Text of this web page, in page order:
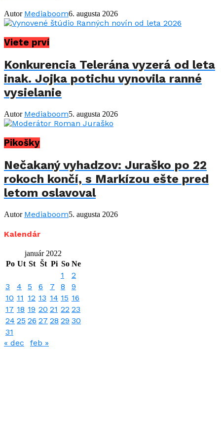
Autor Mediaboom6. augusta 2026
Viete prví
Konkurencia Telerána vyzerá od leta
inak. Jojka potichu vynovila ranné
vysielanie
Autor Mediaboom5. augusta 2026
Pikošky
Nečakaný vyhadzov: Juraško po 22
rokoch končí, s Markízou ešte pred
letom oslavoval
Autor Mediaboom5. augusta 2026
Kalendár
január 2022
Po Ut St Št Pi So Ne
1
2
3
4 5 6 7 8
9
10 11 12 13 14 15 16
17 18 19 20 21 22 23
24 25 26 27 28 29 30
31
« dec
feb »